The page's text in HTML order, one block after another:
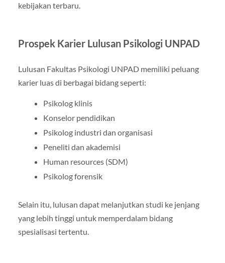
kebijakan terbaru.
Prospek Karier Lulusan Psikologi UNPAD
Lulusan Fakultas Psikologi UNPAD memiliki peluang
karier luas di berbagai bidang seperti:
Psikolog klinis
Konselor pendidikan
Psikolog industri dan organisasi
Peneliti dan akademisi
Human resources (SDM)
Psikolog forensik
Selain itu, lulusan dapat melanjutkan studi ke jenjang
yang lebih tinggi untuk memperdalam bidang
spesialisasi tertentu.